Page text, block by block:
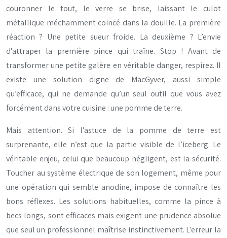
couronner le tout, le verre se brise, laissant le culot
métallique méchamment coincé dans la douille. La première
réaction ? Une petite sueur froide. La deuxième ? L’envie
d’attraper la première pince qui traîne. Stop ! Avant de
transformer une petite galère en véritable danger, respirez. Il
existe une solution digne de MacGyver, aussi simple
qu’efficace, qui ne demande qu’un seul outil que vous avez
forcément dans votre cuisine : une pomme de terre.
Mais attention. Si l’astuce de la pomme de terre est
surprenante, elle n’est que la partie visible de l’iceberg. Le
véritable enjeu, celui que beaucoup négligent, est la sécurité.
Toucher au système électrique de son logement, même pour
une opération qui semble anodine, impose de connaître les
bons réflexes. Les solutions habituelles, comme la pince à
becs longs, sont efficaces mais exigent une prudence absolue
que seul un professionnel maîtrise instinctivement. L’erreur la